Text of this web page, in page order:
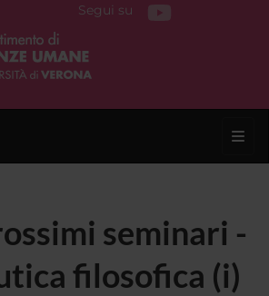
Segui su
seminari -
filosofica (i)